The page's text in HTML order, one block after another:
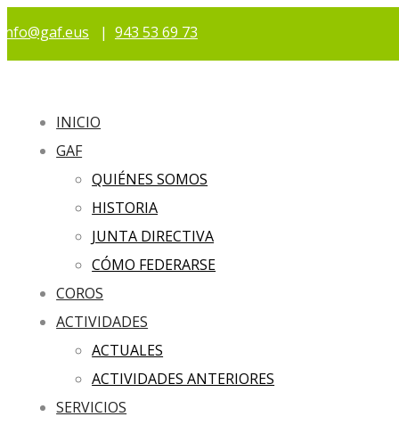
info@gaf.eus | 943 53 69 73
INICIO
GAF
QUIÉNES SOMOS
HISTORIA
JUNTA DIRECTIVA
CÓMO FEDERARSE
COROS
ACTIVIDADES
ACTUALES
ACTIVIDADES ANTERIORES
SERVICIOS